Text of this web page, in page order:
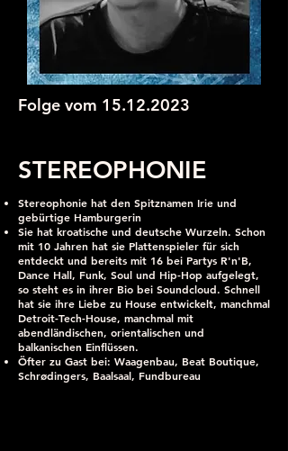
Folge vom 15.12.2023
STEREOPHONIE
Stereophonie hat den Spitznamen Irie und
gebürtige Hamburgerin
Sie hat kroatische und deutsche Wurzeln. Schon
mit 10 Jahren hat sie Plattenspieler für sich
entdeckt und bereits mit 16 bei Partys R'n'B,
Dance Hall, Funk, Soul und Hip-Hop aufgelegt,
so steht es in ihrer Bio bei Soundcloud. Schnell
hat sie ihre Liebe zu House entwickelt, manchmal
Detroit-Tech-House, manchmal mit
abendländischen, orientalischen und
balkanischen Einflüssen.
Öfter zu Gast bei: Waagenbau, Beat Boutique,
Schrødingers, Baalsaal, Fundbureau